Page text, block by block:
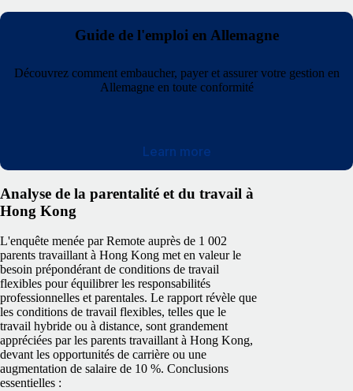
Guide de l'emploi en Allemagne
Découvrez comment embaucher, payer et assurer votre gestion en
Allemagne en toute conformité
Learn more
Analyse de la parentalité et du travail à
Hong Kong
L'enquête menée par Remote auprès de 1 002
parents travaillant à Hong Kong met en valeur le
besoin prépondérant de conditions de travail
flexibles pour équilibrer les responsabilités
professionnelles et parentales. Le rapport révèle que
les conditions de travail flexibles, telles que le
travail hybride ou à distance, sont grandement
appréciées par les parents travaillant à Hong Kong,
devant les opportunités de carrière ou une
augmentation de salaire de 10 %. Conclusions
essentielles :